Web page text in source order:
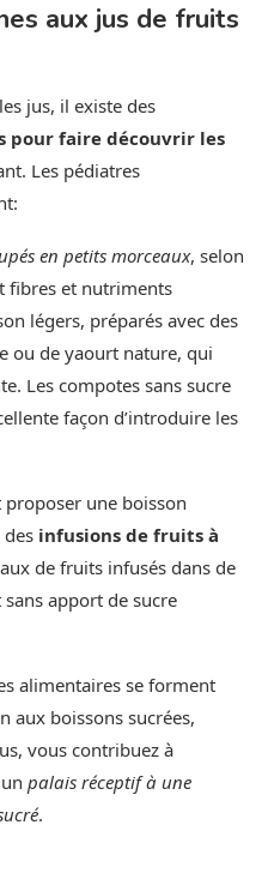
aux jus de fruits
jus, il existe des
faire découvrir les
Les pédiatres
en petits morceaux, selon
fibres et nutriments
légers, préparés avec des
ou de yaourt nature, qui
Les compotes sans sucre
façon d’introduire les
une boisson
infusions de fruits à
de fruits infusés dans de
apport de sucre
alimentaires se forment
aux boissons sucrées,
vous contribuez à
palais réceptif à une
.